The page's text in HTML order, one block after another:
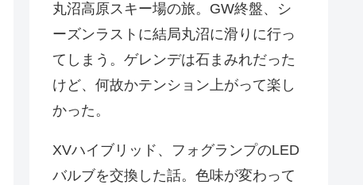
丸沼高原スキー場の旅。GW終盤、シ
ーズンラストに結局丸沼に滑りに行っ
てしまう。ゲレンデは石まみれだった
けど、何故かテンション上がって楽し
かった。
XVハイブリッド、フォグランプのLED
バルブを交換した話。色味が変わって